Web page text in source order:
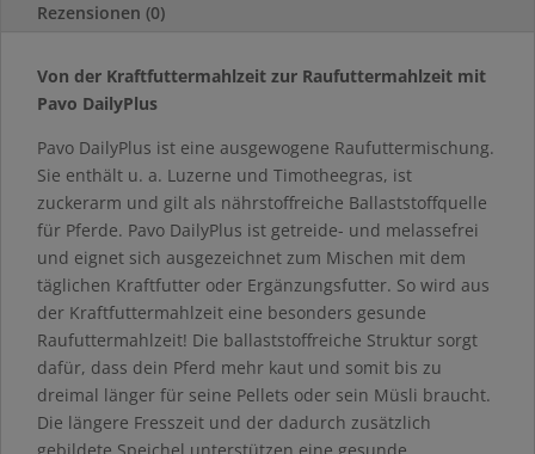
Rezensionen (0)
Von der Kraftfuttermahlzeit zur Raufuttermahlzeit mit
Pavo DailyPlus
Pavo DailyPlus ist eine ausgewogene Raufuttermischung.
Sie enthält u. a. Luzerne und Timotheegras, ist
zuckerarm und gilt als nährstoffreiche Ballaststoffquelle
für Pferde. Pavo DailyPlus ist getreide- und melassefrei
und eignet sich ausgezeichnet zum Mischen mit dem
täglichen Kraftfutter oder Ergänzungsfutter. So wird aus
der Kraftfuttermahlzeit eine besonders gesunde
Raufuttermahlzeit! Die ballaststoffreiche Struktur sorgt
dafür, dass dein Pferd mehr kaut und somit bis zu
dreimal länger für seine Pellets oder sein Müsli braucht.
Die längere Fresszeit und der dadurch zusätzlich